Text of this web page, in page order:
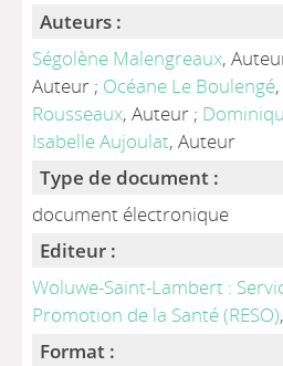
Auteurs :
Ségolène Malengreaux,
Auteur ; Océane Le Boulengé
Rousseaux, Auteur ;
Isabelle Aujoulat, Auteur
Type de document :
document électronique
Editeur :
Woluwe-Saint-Lambert :
Promotion de la Santé (RESO)
Format :